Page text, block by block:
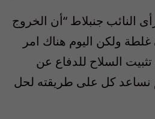
– 2/2/2012 ورأى النائب جنبلاط “أن الخروج
ولكن اليوم هناك امر
السلاح للدفاع عن
نساعد كل على طريقته لحل